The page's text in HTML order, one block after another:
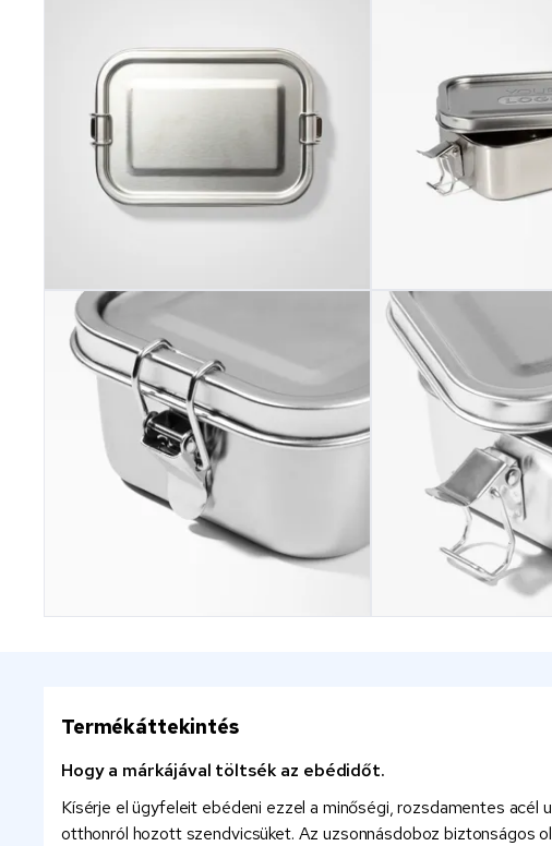
Termékáttekintés
Hogy a márkájával töltsék az ebédidőt.
Kísérje el ügyfeleit ebédeni ezzel a minőségi, rozsdamentes acél
otthonról hozott szendvicsüket. Az uzsonnásdoboz biztonságos